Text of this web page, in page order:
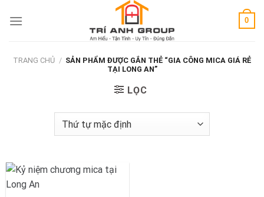
0
TRANG CHỦ / SẢN PHẨM ĐƯỢC GẮN THẺ “GIA CÔNG MICA GIÁ RẺ
TẠI LONG AN”
LỌC